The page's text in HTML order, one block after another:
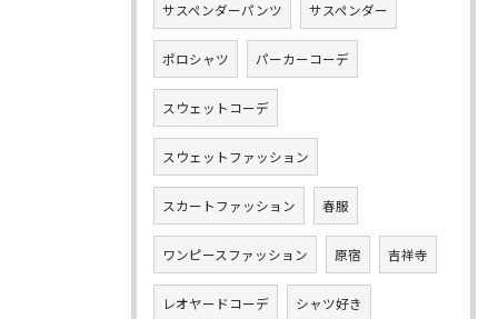
サスペンダーパンツ サスペンダー
ポロシャツ パーカーコーデ
スウェットコーデ
スウェットファッション
スカートファッション 春服
ワンピースファッション 原宿 吉祥寺
レオヤードコーデ シャツ好き